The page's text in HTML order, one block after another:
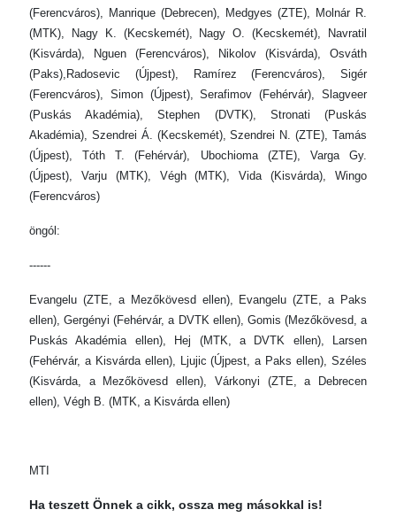
(Ferencváros), Manrique (Debrecen), Medgyes (ZTE), Molnár R.
(MTK), Nagy K. (Kecskemét), Nagy O. (Kecskemét), Navratil
(Kisvárda), Nguen (Ferencváros), Nikolov (Kisvárda), Osváth
(Paks),Radosevic (Újpest), Ramírez (Ferencváros), Sigér
(Ferencváros), Simon (Újpest), Serafimov (Fehérvár), Slagveer
(Puskás Akadémia), Stephen (DVTK), Stronati (Puskás
Akadémia), Szendrei Á. (Kecskemét), Szendrei N. (ZTE), Tamás
(Újpest), Tóth T. (Fehérvár), Ubochioma (ZTE), Varga Gy.
(Újpest), Varju (MTK), Végh (MTK), Vida (Kisvárda), Wingo
(Ferencváros)
öngól:
------
Evangelu (ZTE, a Mezőkövesd ellen), Evangelu (ZTE, a Paks
ellen), Gergényi (Fehérvár, a DVTK ellen), Gomis (Mezőkövesd, a
Puskás Akadémia ellen), Hej (MTK, a DVTK ellen), Larsen
(Fehérvár, a Kisvárda ellen), Ljujic (Újpest, a Paks ellen), Széles
(Kisvárda, a Mezőkövesd ellen), Várkonyi (ZTE, a Debrecen
ellen), Végh B. (MTK, a Kisvárda ellen)
MTI
Ha teszett Önnek a cikk, ossza meg másokkal is!